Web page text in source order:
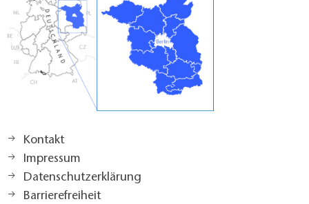
Kontakt
Impressum
Datenschutzerklärung
Barrierefreiheit